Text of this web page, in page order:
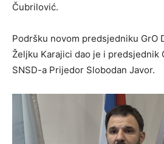
Čubrilović.
Podršku novom predsjedniku GrO
Željku Karajici dao je i predsjednik
SNSD-a Prijedor Slobodan Javor.